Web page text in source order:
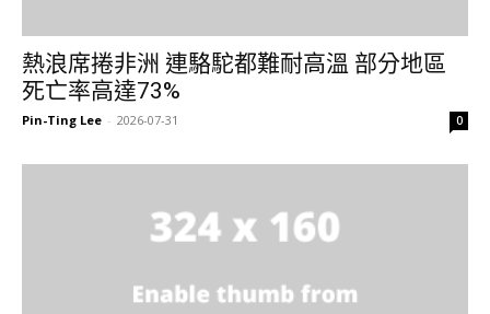
熱浪席捲非洲 連駱駝都難耐高溫 部分地區
死亡率高達73%
Pin-Ting Lee - 2026-07-31 0